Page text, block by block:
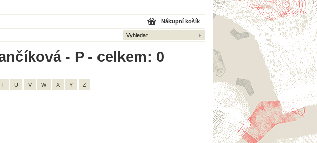
Nákupní košík
- P - celkem: 0
T U V W X Y Z